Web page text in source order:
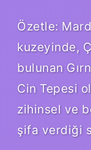
Özetle:
kuzeyinde,
bulunan
Cin Tepesi
zihinsel ve
şifa verdiği